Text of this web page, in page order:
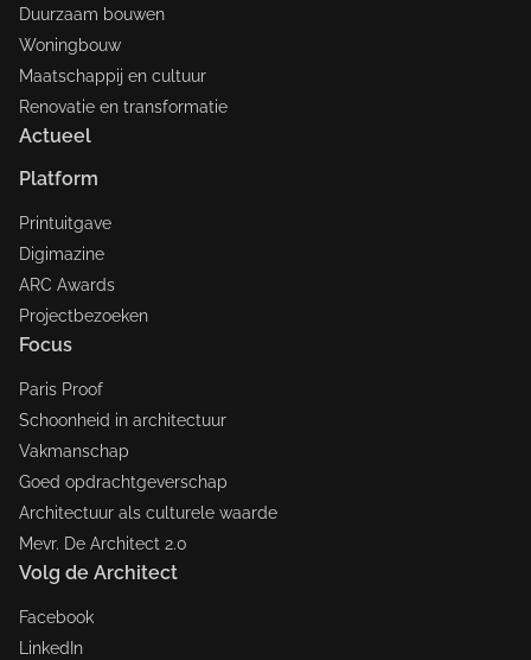
Duurzaam bouwen
Woningbouw
Maatschappij en cultuur
Renovatie en transformatie
Actueel
Platform
Printuitgave
Digimazine
ARC Awards
Projectbezoeken
Focus
Paris Proof
Schoonheid in architectuur
Vakmanschap
Goed opdrachtgeverschap
Architectuur als culturele waarde
Mevr. De Architect 2.0
Volg de Architect
Facebook
LinkedIn